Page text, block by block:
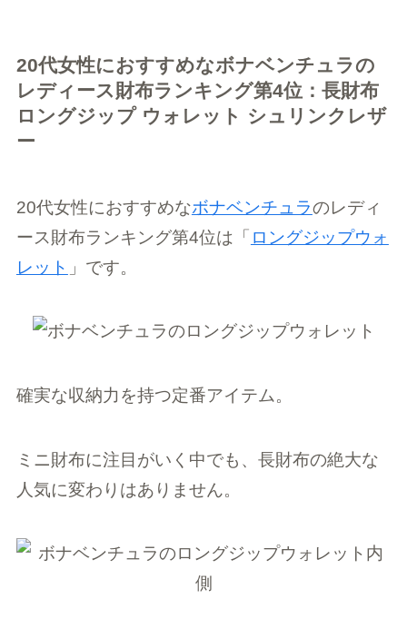
20代女性におすすめなボナベンチュラの
レディース財布ランキング第4位：長財布
ロングジップ ウォレット シュリンクレザ
ー
20代女性におすすめなボナベンチュラのレディ
ース財布ランキング第4位は「 ロングジップウォ
レット 」です。
確実な収納力を持つ定番アイテム。
ミニ財布に注目がいく中でも、長財布の絶大な
人気に変わりはありません。